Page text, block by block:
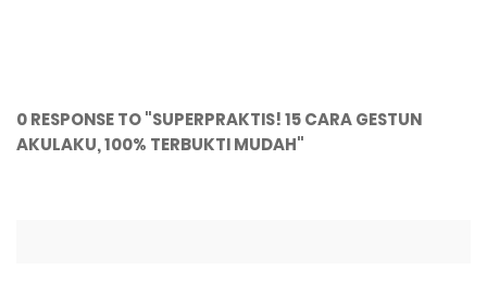
0 RESPONSE TO "SUPERPRAKTIS! 15 CARA GESTUN
AKULAKU, 100% TERBUKTI MUDAH"